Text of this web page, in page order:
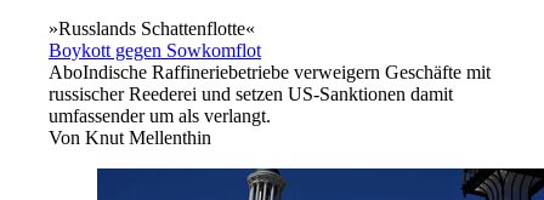
»Russlands Schattenflotte«
Boykott gegen Sowkomflot
AboIndische Raffineriebetriebe verweigern Geschäfte mit
russischer Reederei und setzen US-Sanktionen damit
umfassender um als verlangt.
Von Knut Mellenthin